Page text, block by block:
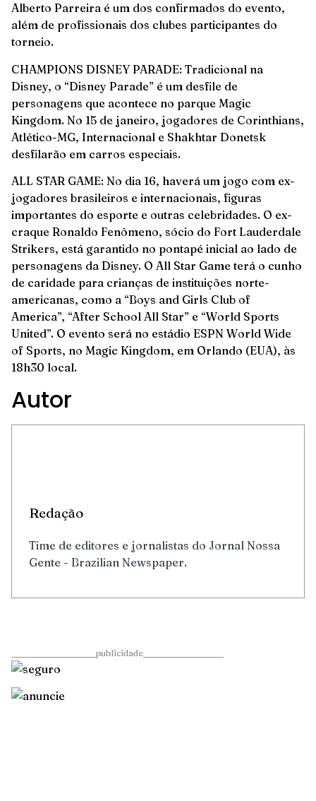
Alberto Parreira é um dos confirmados do evento,
além de profissionais dos clubes participantes do
torneio.
CHAMPIONS DISNEY PARADE: Tradicional na
Disney, o “Disney Parade” é um desfile de
personagens que acontece no parque Magic
Kingdom. No 15 de janeiro, jogadores de Corinthians,
Atlético-MG, Internacional e Shakhtar Donetsk
desfilarão em carros especiais.
ALL STAR GAME: No dia 16, haverá um jogo com ex-
jogadores brasileiros e internacionais, figuras
importantes do esporte e outras celebridades. O ex-
craque Ronaldo Fenômeno, sócio do Fort Lauderdale
Strikers, está garantido no pontapé inicial ao lado de
personagens da Disney. O All Star Game terá o cunho
de caridade para crianças de instituições norte-
americanas, como a “Boys and Girls Club of
America”, “After School All Star” e “World Sports
United”. O evento será no estádio ESPN World Wide
of Sports, no Magic Kingdom, em Orlando (EUA), às
18h30 local.
Autor
Redação
Time de editores e jornalistas do Jornal Nossa
Gente - Brazilian Newspaper.
____________________publicidade___________________